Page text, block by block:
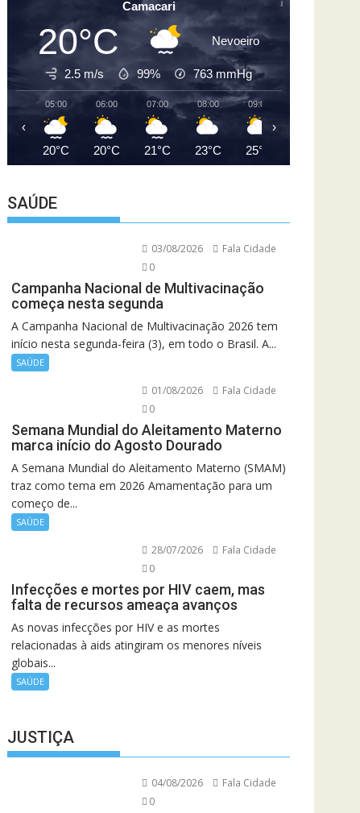
Camacari
20°C Nevoeiro
2.5 m/s 99% 763 mmHg
05:00
20°C
06:00
20°C
07:00
21°C
08:00
23°C
09:00
25°C
‹ ›
SAÚDE
03/08/2026
Fala Cidade
0
Campanha Nacional de Multivacinação
começa nesta segunda
A Campanha Nacional de Multivacinação 2026 tem
início nesta segunda-feira (3), em todo o Brasil. A...
SAÚDE
01/08/2026
Fala Cidade
0
Semana Mundial do Aleitamento Materno
marca início do Agosto Dourado
A Semana Mundial do Aleitamento Materno (SMAM)
traz como tema em 2026 Amamentação para um
começo de...
SAÚDE
28/07/2026
Fala Cidade
0
Infecções e mortes por HIV caem, mas
falta de recursos ameaça avanços
As novas infecções por HIV e as mortes
relacionadas à aids atingiram os menores níveis
globais...
SAÚDE
JUSTIÇA
04/08/2026
Fala Cidade
0